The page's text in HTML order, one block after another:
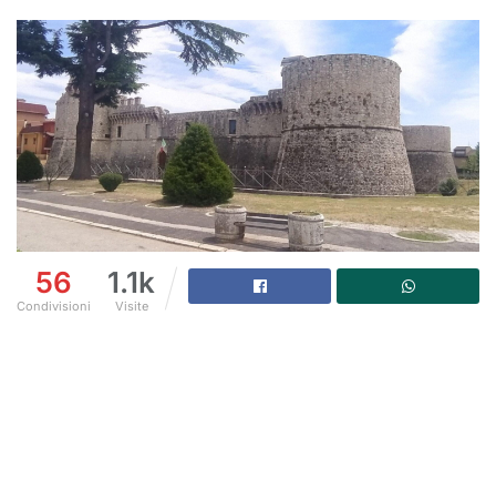
56
Condivisioni
1.1k
Visite